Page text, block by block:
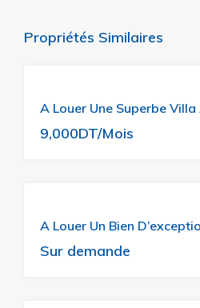
Propriétés Similaires
9,000DT/Mois
ON AIME
BEAUCOUP
Sur demande